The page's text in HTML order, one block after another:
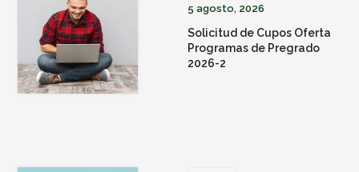
5 agosto, 2026
Solicitud de Cupos Oferta
Programas de Pregrado
2026-2